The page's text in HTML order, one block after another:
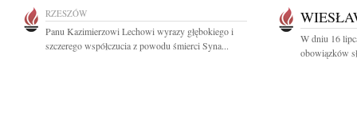
RZESZÓW
Panu Kazimierzowi Lechowi wyrazy głębokiego i
szczerego współczucia z powodu śmierci Syna...
W dniu 16
obowiązków